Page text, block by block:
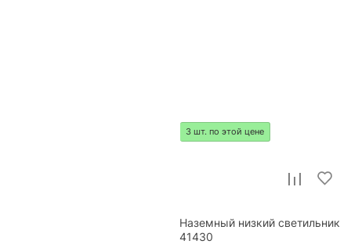
3 шт. по этой цене
Наземный низкий светильник
41430